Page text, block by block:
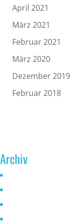
April 2021
März 2021
Februar 2021
März 2020
Dezember 2019
Februar 2018
Archiv